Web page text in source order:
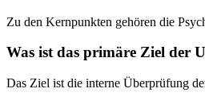
Zu den Kernpunkten gehören die
Was ist das primäre Ziel der
Das Ziel ist die interne Überprüfung